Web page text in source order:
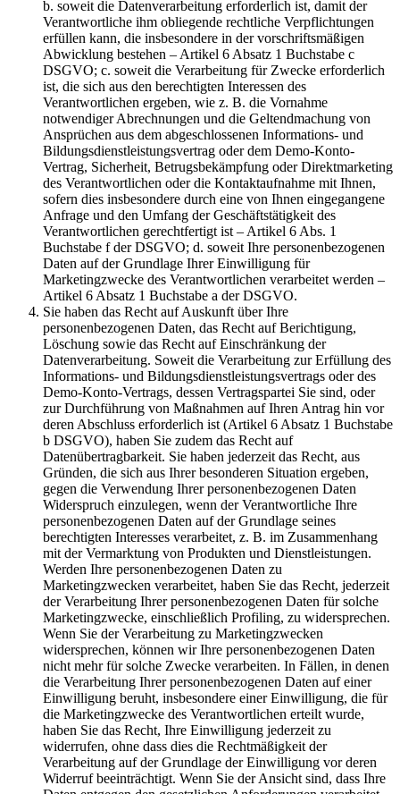
b. soweit die Datenverarbeitung erforderlich ist, damit der
Verantwortliche ihm obliegende rechtliche Verpflichtungen
erfüllen kann, die insbesondere in der vorschriftsmäßigen
Abwicklung bestehen – Artikel 6 Absatz 1 Buchstabe c
DSGVO; c. soweit die Verarbeitung für Zwecke erforderlich
ist, die sich aus den berechtigten Interessen des
Verantwortlichen ergeben, wie z. B. die Vornahme
notwendiger Abrechnungen und die Geltendmachung von
Ansprüchen aus dem abgeschlossenen Informations- und
Bildungsdienstleistungsvertrag oder dem Demo-Konto-
Vertrag, Sicherheit, Betrugsbekämpfung oder Direktmarketing
des Verantwortlichen oder die Kontaktaufnahme mit Ihnen,
sofern dies insbesondere durch eine von Ihnen eingegangene
Anfrage und den Umfang der Geschäftstätigkeit des
Verantwortlichen gerechtfertigt ist – Artikel 6 Abs. 1
Buchstabe f der DSGVO; d. soweit Ihre personenbezogenen
Daten auf der Grundlage Ihrer Einwilligung für
Marketingzwecke des Verantwortlichen verarbeitet werden –
Artikel 6 Absatz 1 Buchstabe a der DSGVO.
Sie haben das Recht auf Auskunft über Ihre
personenbezogenen Daten, das Recht auf Berichtigung,
Löschung sowie das Recht auf Einschränkung der
Datenverarbeitung. Soweit die Verarbeitung zur Erfüllung des
Informations- und Bildungsdienstleistungsvertrags oder des
Demo-Konto-Vertrags, dessen Vertragspartei Sie sind, oder
zur Durchführung von Maßnahmen auf Ihren Antrag hin vor
deren Abschluss erforderlich ist (Artikel 6 Absatz 1 Buchstabe
b DSGVO), haben Sie zudem das Recht auf
Datenübertragbarkeit. Sie haben jederzeit das Recht, aus
Gründen, die sich aus Ihrer besonderen Situation ergeben,
gegen die Verwendung Ihrer personenbezogenen Daten
Widerspruch einzulegen, wenn der Verantwortliche Ihre
personenbezogenen Daten auf der Grundlage seines
berechtigten Interesses verarbeitet, z. B. im Zusammenhang
mit der Vermarktung von Produkten und Dienstleistungen.
Werden Ihre personenbezogenen Daten zu
Marketingzwecken verarbeitet, haben Sie das Recht, jederzeit
der Verarbeitung Ihrer personenbezogenen Daten für solche
Marketingzwecke, einschließlich Profiling, zu widersprechen.
Wenn Sie der Verarbeitung zu Marketingzwecken
widersprechen, können wir Ihre personenbezogenen Daten
nicht mehr für solche Zwecke verarbeiten. In Fällen, in denen
die Verarbeitung Ihrer personenbezogenen Daten auf einer
Einwilligung beruht, insbesondere einer Einwilligung, die für
die Marketingzwecke des Verantwortlichen erteilt wurde,
haben Sie das Recht, Ihre Einwilligung jederzeit zu
widerrufen, ohne dass dies die Rechtmäßigkeit der
Verarbeitung auf der Grundlage der Einwilligung vor deren
Widerruf beeinträchtigt. Wenn Sie der Ansicht sind, dass Ihre